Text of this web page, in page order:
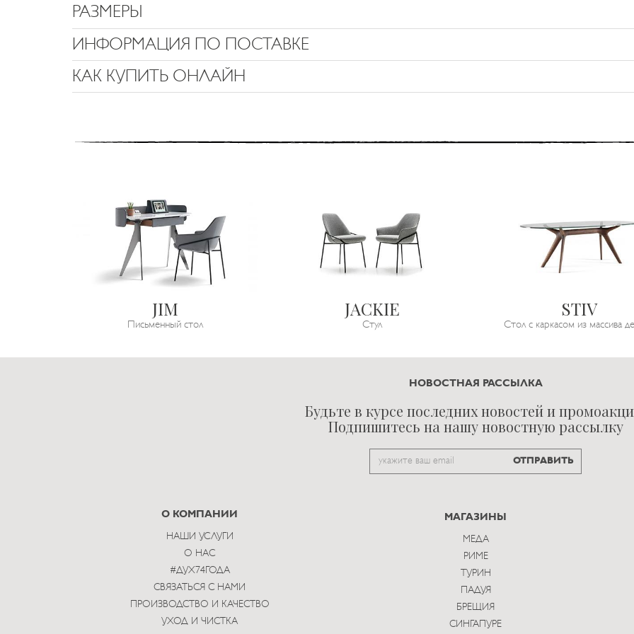
РАЗМЕРЫ
ИНФОРМАЦИЯ ПО ПОСТАВКЕ
КАК КУПИТЬ ОНЛАЙН
JIM
Письменный стол
JACKIE
Стул
STIV
Стол с каркасом из массива
НОВОСТНАЯ РАССЫЛКА
Будьте в курсе последних новостей и
Подпишитесь на нашу новостную рассылку
Email
ОТПРАВИТЬ
О КОМПАНИИ
НАШИ УСЛУГИ
О НАС
#ДУХ74ГОДА
СВЯЗАТЬСЯ С НАМИ
ПРОИЗВОДСТВО И КАЧЕСТВО
УХОД И ЧИСТКА
МАГАЗИНЫ
МЕДА
РИМЕ
ТУРИН
ПАДУЯ
БРЕЩИЯ
СИНГАПУРЕ